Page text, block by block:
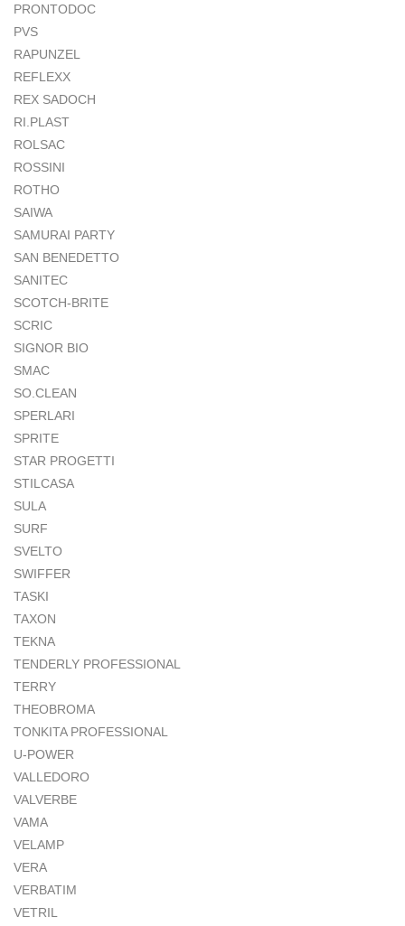
PRONTODOC
PVS
RAPUNZEL
REFLEXX
REX SADOCH
RI.PLAST
ROLSAC
ROSSINI
ROTHO
SAIWA
SAMURAI PARTY
SAN BENEDETTO
SANITEC
SCOTCH-BRITE
SCRIC
SIGNOR BIO
SMAC
SO.CLEAN
SPERLARI
SPRITE
STAR PROGETTI
STILCASA
SULA
SURF
SVELTO
SWIFFER
TASKI
TAXON
TEKNA
TENDERLY PROFESSIONAL
TERRY
THEOBROMA
TONKITA PROFESSIONAL
U-POWER
VALLEDORO
VALVERBE
VAMA
VELAMP
VERA
VERBATIM
VETRIL